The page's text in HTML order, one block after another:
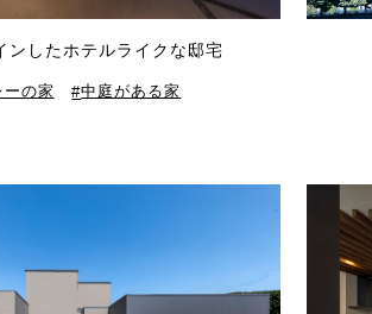
ンしたホテルライクな邸宅
ーの家 中庭がある家